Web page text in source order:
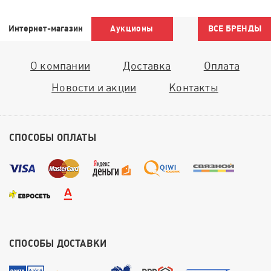
Интернет-магазин Аукционы ВСЕ БРЕНДЫ
О компании Доставка
Оплата
Новости и акции
Контакты
СПОСОБЫ ОПЛАТЫ
СПОСОБЫ ДОСТАВКИ